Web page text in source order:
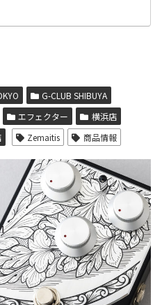
G-CLUB SHIBUYA
エフェクター
横浜店
Zemaitis 商品情報